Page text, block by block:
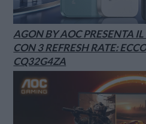
AGON BY AOC PRESENTA
CON 3 REFRESH RATE:
CQ32G4ZA